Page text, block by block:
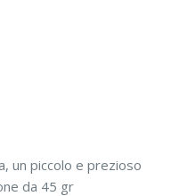
un piccolo e prezioso
da 45 gr